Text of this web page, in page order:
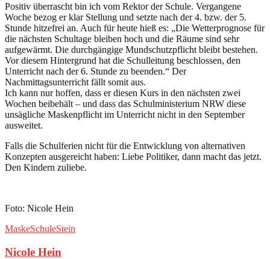
Positiv überrascht bin ich vom Rektor der Schule. Vergangene
Woche bezog er klar Stellung und setzte nach der 4. bzw. der 5.
Stunde hitzefrei an. Auch für heute hieß es: „Die Wetterprognose für
die nächsten Schultage bleiben hoch und die Räume sind sehr
aufgewärmt. Die durchgängige Mundschutzpflicht bleibt bestehen.
Vor diesem Hintergrund hat die Schulleitung beschlossen, den
Unterricht nach der 6. Stunde zu beenden.“ Der
Nachmittagsunterricht fällt somit aus.
Ich kann nur hoffen, dass er diesen Kurs in den nächsten zwei
Wochen beibehält – und dass das Schulministerium NRW diese
unsägliche Maskenpflicht im Unterricht nicht in den September
ausweitet.
Falls die Schulferien nicht für die Entwicklung von alternativen
Konzepten ausgereicht haben: Liebe Politiker, dann macht das jetzt.
Den Kindern zuliebe.
Foto: Nicole Hein
MaskeSchuleStein
Nicole Hein